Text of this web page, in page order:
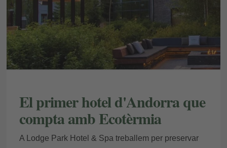
El primer hotel d'Andorra que
compta amb Ecotèrmia
A Lodge Park Hotel & Spa treballem per preservar